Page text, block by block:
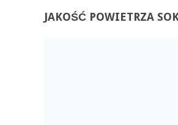
JAKOŚĆ POWIETRZA